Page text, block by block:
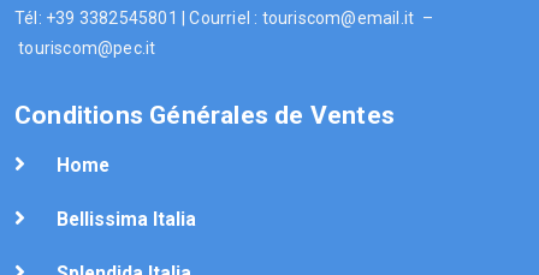
Tél: +39 3382545801 | Courriel : touriscom@email.it –
touriscom@pec.it
Conditions Générales de Ventes
Home
Bellissima Italia